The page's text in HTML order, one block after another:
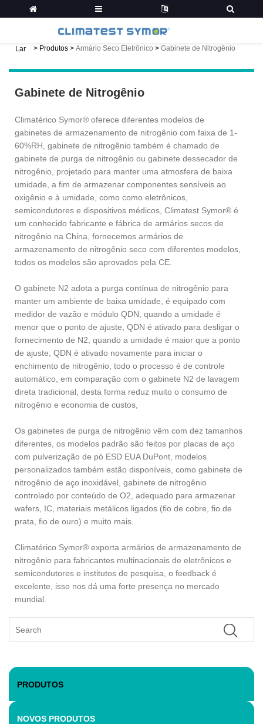
Lar > Produtos > Armário Seco Eletrônico > Gabinete de Nitrogênio
Gabinete de Nitrogênio
Climatérico Symor® oferece diferentes modelos de
gabinetes de armazenamento de nitrogênio com faixa de 1-
60%RH, gabinete de nitrogênio também é chamado de
gabinete de purga de nitrogênio ou gabinete dessecador de
nitrogênio, projetado para manter uma atmosfera de baixa
umidade, a fim de armazenar componentes sensíveis ao
oxigênio e à umidade, como como eletrônicos,
semicondutores e dispositivos médicos, Climatest Symor® é
um conhecido fabricante e fábrica de armários secos de
nitrogênio na China, fornecemos armários de
armazenamento de nitrogênio seco com diferentes modelos,
todos os modelos são aprovados pela CE.
O gabinete N2 adota a purga contínua de nitrogênio para
manter um ambiente de baixa umidade, é equipado com
medidor de vazão e módulo QDN, quando a umidade é
menor que o ponto de ajuste, QDN é ativado para desligar o
fornecimento de N2, quando a umidade é maior que a ponto
de ajuste, QDN é ativado novamente para iniciar o
enchimento de nitrogênio, todo o processo é de controle
automático, em comparação com o gabinete N2 de lavagem
direta tradicional, desta forma reduz muito o consumo de
nitrogênio e economia de custos,
Os gabinetes de purga de nitrogênio vêm com dez tamanhos
diferentes, os modelos padrão são feitos por placas de aço
com pulverização de pó ESD EUA DuPont, modelos
personalizados também estão disponíveis, como gabinete de
nitrogênio de aço inoxidável, gabinete de nitrogênio
controlado por conteúdo de O2, adequado para armazenar
wafers, IC, materiais metálicos ligados (fio de cobre, fio de
prata, fio de ouro) e muito mais.
Climatérico Symor® exporta armários de armazenamento de
nitrogênio para fabricantes multinacionais de eletrônicos e
semicondutores e institutos de pesquisa, o feedback é
excelente, isso nos dá uma forte presença no mercado
mundial.
PRODUTOS
NOVOS PRODUTOS